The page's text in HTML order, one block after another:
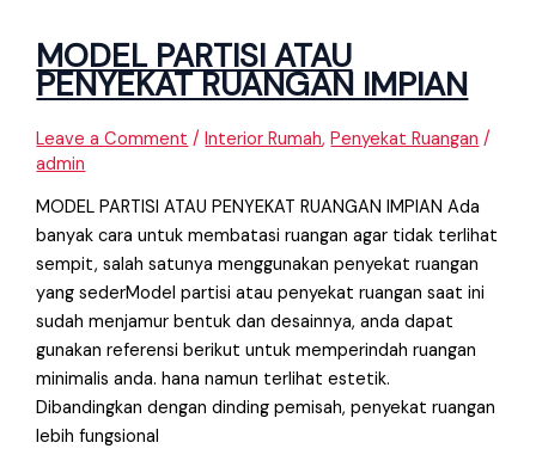
MODEL PARTISI ATAU
PENYEKAT RUANGAN IMPIAN
Leave a Comment /Interior Rumah,Penyekat Ruangan /
admin
MODEL PARTISI ATAU PENYEKAT RUANGAN IMPIAN Ada
banyak cara untuk membatasi ruangan agar tidak terlihat
sempit, salah satunya menggunakan penyekat ruangan
yang sederModel partisi atau penyekat ruangan saat ini
sudah menjamur bentuk dan desainnya, anda dapat
gunakan referensi berikut untuk memperindah ruangan
minimalis anda. hana namun terlihat estetik.
Dibandingkan dengan dinding pemisah, penyekat ruangan
lebih fungsional